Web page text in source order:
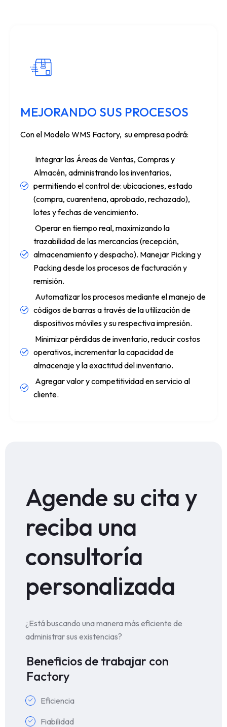
MEJORANDO SUS PROCESOS
Con el Modelo WMS Factory, su empresa podrá:
Integrar las Áreas de Ventas, Compras y
Almacén, administrando los inventarios,
permitiendo el control de: ubicaciones, estado
(compra, cuarentena, aprobado, rechazado),
lotes y fechas de vencimiento.
Operar en tiempo real, maximizando la
trazabilidad de las mercancías (recepción,
almacenamiento y despacho). Manejar Picking y
Packing desde los procesos de facturación y
remisión.
Automatizar los procesos mediante el manejo de
códigos de barras a través de la utilización de
dispositivos móviles y su respectiva impresión.
Minimizar pérdidas de inventario, reducir costos
operativos, incrementar la capacidad de
almacenaje y la exactitud del inventario.
Agregar valor y competitividad en servicio al
cliente.
Agende su cita y
reciba una
consultoría
personalizada
¿Está buscando una manera más eficiente de
administrar sus existencias?
Beneficios de trabajar con
Factory
Eficiencia
Fiabilidad